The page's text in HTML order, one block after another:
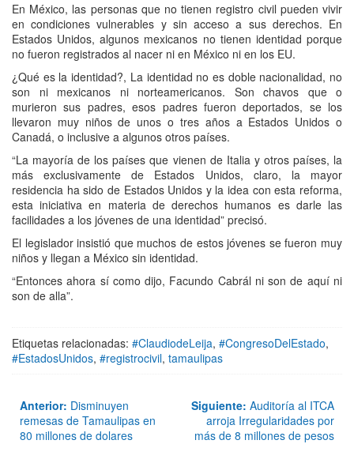
En México, las personas que no tienen registro civil pueden vivir
en condiciones vulnerables y sin acceso a sus derechos. En
Estados Unidos, algunos mexicanos no tienen identidad porque
no fueron registrados al nacer ni en México ni en los EU.
¿Qué es la identidad?, La identidad no es doble nacionalidad, no
son ni mexicanos ni norteamericanos. Son chavos que o
murieron sus padres, esos padres fueron deportados, se los
llevaron muy niños de unos o tres años a Estados Unidos o
Canadá, o inclusive a algunos otros países.
“La mayoría de los países que vienen de Italia y otros países, la
más exclusivamente de Estados Unidos, claro, la mayor
residencia ha sido de Estados Unidos y la idea con esta reforma,
esta iniciativa en materia de derechos humanos es darle las
facilidades a los jóvenes de una identidad” precisó.
El legislador insistió que muchos de estos jóvenes se fueron muy
niños y llegan a México sin identidad.
“Entonces ahora sí como dijo, Facundo Cabrál ni son de aquí ni
son de alla”.
Etiquetas relacionadas: #ClaudiodeLeija, #CongresoDelEstado,
#EstadosUnidos, #registrocivil, tamaulipas
Anterior: Disminuyen
remesas de Tamaulipas en
80 millones de dolares
Siguiente: Auditoría al ITCA
arroja Irregularidades por
más de 8 millones de pesos